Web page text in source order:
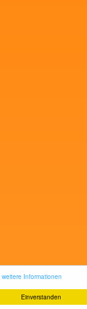
Einverstanden
weitere Informationen